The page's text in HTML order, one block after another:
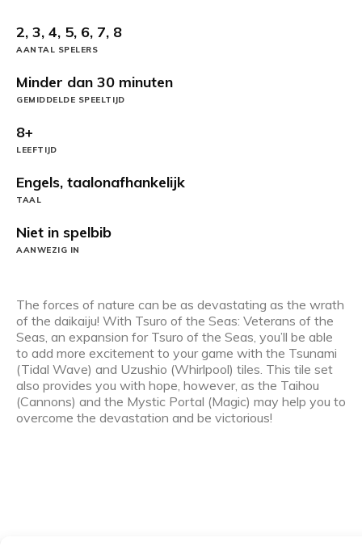
2, 3, 4, 5, 6, 7, 8
AANTAL SPELERS
Minder dan 30 minuten
GEMIDDELDE SPEELTIJD
8+
LEEFTIJD
Engels, taalonafhankelijk
TAAL
Niet in spelbib
AANWEZIG IN
The forces of nature can be as devastating as the wrath
of the daikaiju! With Tsuro of the Seas: Veterans of the
Seas, an expansion for Tsuro of the Seas, you’ll be able
to add more excitement to your game with the Tsunami
(Tidal Wave) and Uzushio (Whirlpool) tiles. This tile set
also provides you with hope, however, as the Taihou
(Cannons) and the Mystic Portal (Magic) may help you to
overcome the devastation and be victorious!